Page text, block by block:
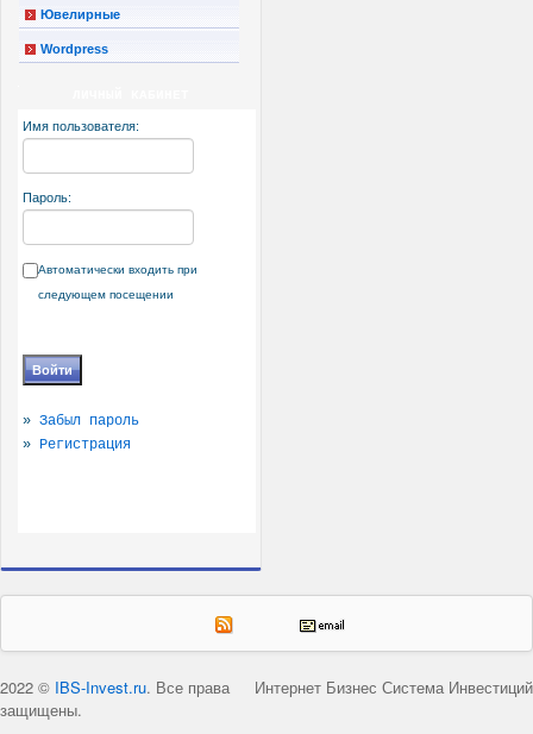
Ювелирные
Wordpress
Имя пользователя:
Пароль:
Автоматически входить при
следующем посещении
» Забыл пароль
» Регистрация
Интернет Бизнес Система Инвестиций
2022 © IBS-Invest.ru. Все права
защищены.